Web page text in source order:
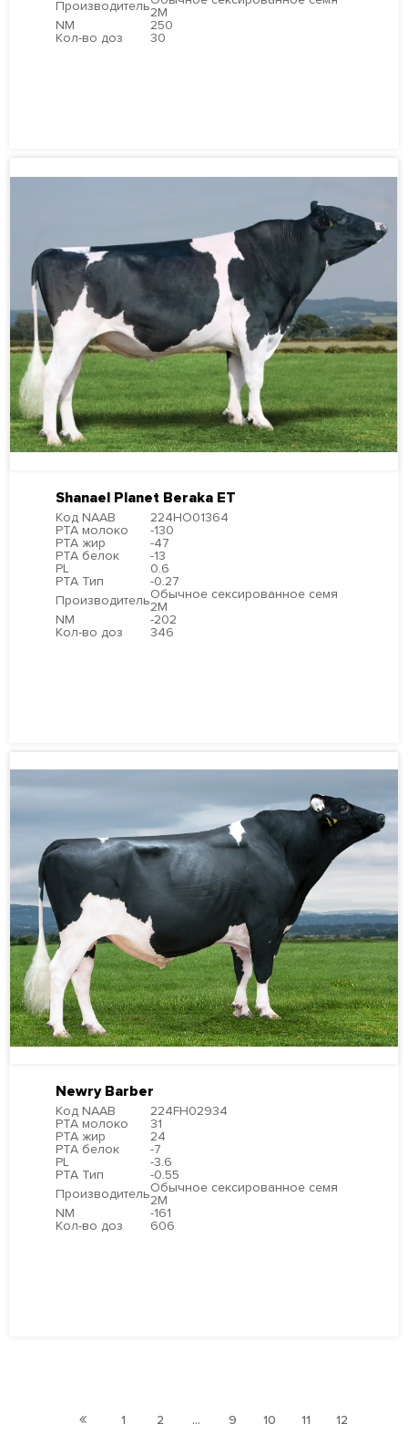
Производитель2М
NM
250
Кол-во доз
30
Shanael Planet Beraka ET
Код NAAB
224HO01364
PTA молоко
-130
PTA жир
-47
PTA белок
-13
PL
0.6
PTA Тип
-0.27
ПроизводительОбычное сексированное семя
2М
NM
-202
Кол-во доз
346
Newry Barber
Код NAAB
224FH02934
PTA молоко
31
PTA жир
24
PTA белок
-7
PL
-3.6
PTA Тип
-0.55
ПроизводительОбычное сексированное семя
2М
NM
-161
Кол-во доз
606
1 2 ... 9 10 11 12